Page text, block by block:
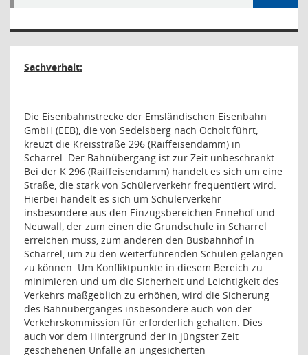
Sachverhalt:
Die Eisenbahnstrecke der Emsländischen Eisenbahn
GmbH (EEB), die von Sedelsberg nach Ocholt führt,
kreuzt die Kreisstraße 296 (Raiffeisendamm) in
Scharrel. Der Bahnübergang ist zur Zeit unbeschrankt.
Bei der K 296 (Raiffeisendamm) handelt es sich um eine
Straße, die stark von Schülerverkehr frequentiert wird.
Hierbei handelt es sich um Schülerverkehr
insbesondere aus den Einzugsbereichen Ennehof und
Neuwall, der zum einen die Grundschule in Scharrel
erreichen muss, zum anderen den Busbahnhof in
Scharrel, um zu den weiterführenden Schulen gelangen
zu können. Um Konfliktpunkte in diesem Bereich zu
minimieren und um die Sicherheit und Leichtigkeit des
Verkehrs maßgeblich zu erhöhen, wird die Sicherung
des Bahnüberganges insbesondere auch von der
Verkehrskommission für erforderlich gehalten. Dies
auch vor dem Hintergrund der in jüngster Zeit
geschehenen Unfälle an ungesicherten